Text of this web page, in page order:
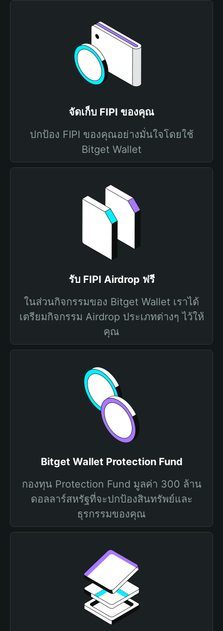
จัดเก็บ FIPI ของคุณ
ปกป้อง FIPI ของคุณอย่างมั่นใจโดยใช้
Bitget Wallet
รับ FIPI Airdrop ฟรี
ในส่วนกิจกรรมของ Bitget Wallet เราได้
เตรียมกิจกรรม Airdrop ประเภทต่างๆ ไว้ให้
คุณ
Bitget Wallet Protection Fund
กองทุน Protection Fund มูลค่า 300 ล้าน
ดอลลาร์สหรัฐที่จะปกป้องสินทรัพย์และ
ธุรกรรมของคุณ